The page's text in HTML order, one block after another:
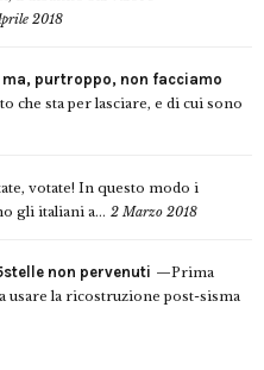
2018
purtroppo, non facciamo
che sta per lasciare, e di cui sono
votate! In questo modo i
gli italiani a... 2 Marzo 2018
non pervenuti
Prima
usare la ricostruzione post-sisma